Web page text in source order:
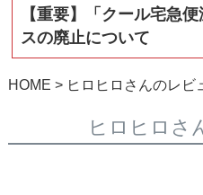
【重要】「クール宅急
スの廃止について
HOME ヒロヒロさんのレビ
ヒロヒロさ